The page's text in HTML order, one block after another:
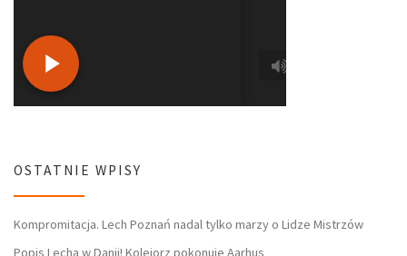
OSTATNIE WPISY
Kompromitacja. Lech Poznań nadal tylko marzy o Lidze Mistrzów
Popis Lecha w Danii! Kolejorz pokonuje Aarhus